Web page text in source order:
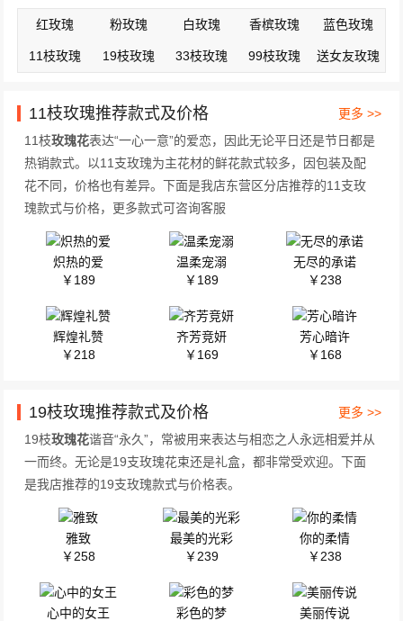
红玫瑰 粉玫瑰 白玫瑰 香槟玫瑰 蓝色玫瑰
11枝玫瑰 19枝玫瑰 33枝玫瑰 99枝玫瑰 送女友玫瑰
11枝玫瑰推荐款式及价格
更多 >>
11枝玫瑰花表达“一心一意”的爱恋，因此无论平日还是节日都是
热销款式。以11支玫瑰为主花材的鲜花款式较多，因包装及配
花不同，价格也有差异。下面是我店东营区分店推荐的11支玫
瑰款式与价格，更多款式可咨询客服
炽热的爱
￥189
温柔宠溺
￥189
无尽的承诺
￥238
辉煌礼赞
￥218
齐芳竞妍
￥169
芳心暗许
￥168
19枝玫瑰推荐款式及价格
更多 >>
19枝玫瑰花谐音“永久”，常被用来表达与相恋之人永远相爱并从
一而终。无论是19支玫瑰花束还是礼盒，都非常受欢迎。下面
是我店推荐的19支玫瑰款式与价格表。
雅致
￥258
最美的光彩
￥239
你的柔情
￥238
心中的女王
彩色的梦
美丽传说